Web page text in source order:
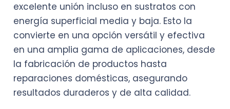
excelente unión incluso en sustratos con
energía superficial media y baja. Esto la
convierte en una opción versátil y efectiva
en una amplia gama de aplicaciones, desde
la fabricación de productos hasta
reparaciones domésticas, asegurando
resultados duraderos y de alta calidad.